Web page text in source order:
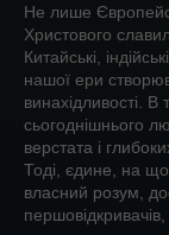
Не лише
Христового
Китайські,
нашої ери
винахідливості. В
сьогоднішнього
верстата і
Тоді, єдине, на що
власний розум,
першовідкривачів,